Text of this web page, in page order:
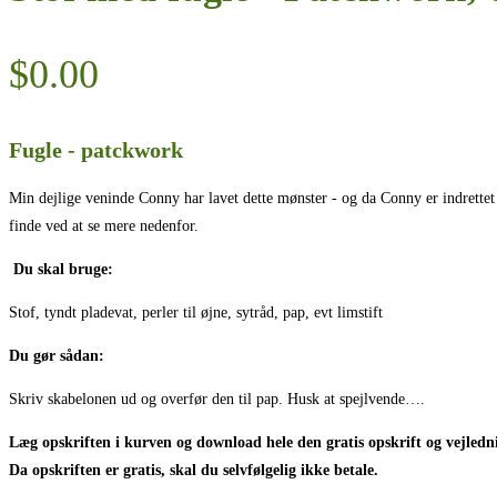
$0.00
Fugle - patckwork
Min dejlige veninde Conny har lavet dette mønster - og da Conny er
finde ved at se mere nedenfor.
Du skal bruge:
Stof, tyndt pladevat, perler til øjne, sytråd, pap, evt limstift
Du gør sådan:
Skriv skabelonen ud og overfør den til pap. Husk at spejlvende….
Læg opskriften i kurven og download hele den gratis opskrift og
Da opskriften er gratis, skal du selvfølgelig ikke betale.